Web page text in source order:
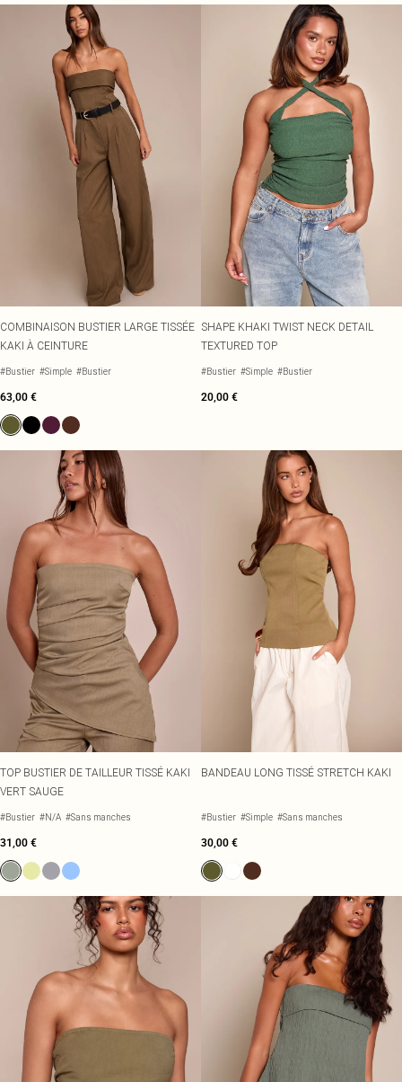
COMBINAISON BUSTIER LARGE TISSÉE
KAKI À CEINTURE
#Bustier #Simple #Bustier
63,00 €
SHAPE KHAKI TWIST NECK DETAIL
TEXTURED TOP
#Bustier #Simple #Bustier
20,00 €
TOP BUSTIER DE TAILLEUR TISSÉ KAKI
VERT SAUGE
#Bustier #N/A #Sans manches
31,00 €
BANDEAU LONG TISSÉ STRETCH KAKI
#Bustier #Simple #Sans manches
30,00 €